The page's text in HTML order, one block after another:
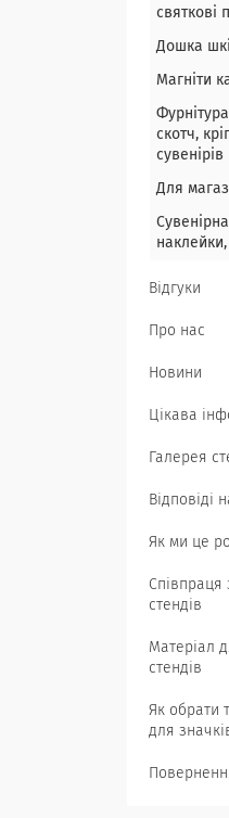
святкові
Дошка
Магніти
скотч,
сувенірів
Для
Відгуки
Про нас
Новини
Цікава
Галерея
Відповіді
Як ми це
Співпраця
стендів
Матеріал
стендів
Як обрати
для